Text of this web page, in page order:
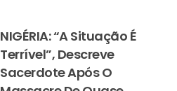
NIGÉRIA: “A Situação É
Terrível”, Descreve
Sacerdote Após O